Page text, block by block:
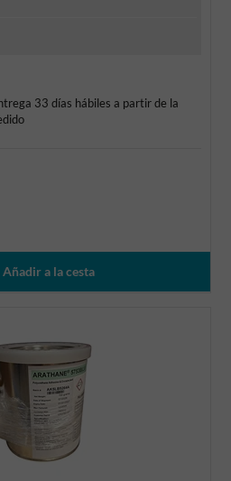
33 días hábiles a partir de la